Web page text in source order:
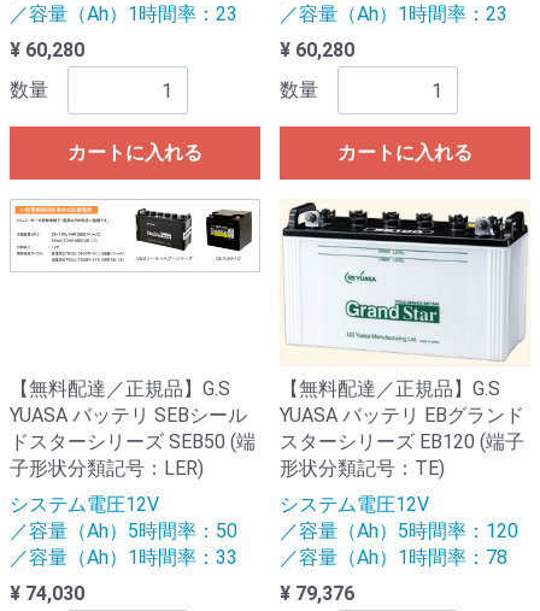
／容量（Ah）1時間率：23
¥ 60,280
数量
カートに入れる
／容量（Ah）1時間率：23
¥ 60,280
数量
カートに入れる
【無料配達／正規品】G.S
YUASA バッテリ SEBシール
ドスターシリーズ SEB50 (端
子形状分類記号：LER)
システム電圧12V
／容量（Ah）5時間率：50
／容量（Ah）1時間率：33
¥ 74,030
【無料配達／正規品】G.S
YUASA バッテリ EBグランド
スターシリーズ EB120 (端子
形状分類記号：TE)
システム電圧12V
／容量（Ah）5時間率：120
／容量（Ah）1時間率：78
¥ 79,376